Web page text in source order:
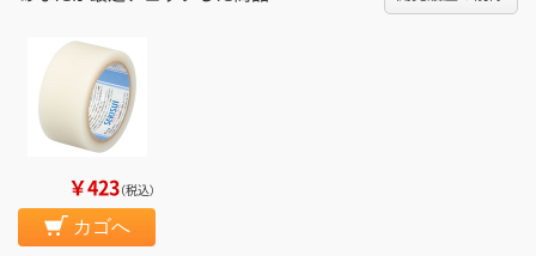
￥423（税込）
カゴへ